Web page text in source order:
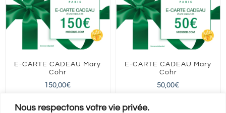
Nous respectons votre vie privée.
E-CARTE CADEAU Mary
Cohr
150,00€
FRANCE entière
E-CARTE CADEAU Mary
Cohr
50,00€